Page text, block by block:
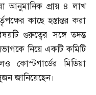
আনুমানিক প্রায় ৪ লাখ
কাছে হস্তান্তর করা
গুরুত্বের সঙ্গে তদন্ত
নিয়ে একটি কমিটি
কোস্টগার্ডের মিডিয়া
জানিয়েছেন।